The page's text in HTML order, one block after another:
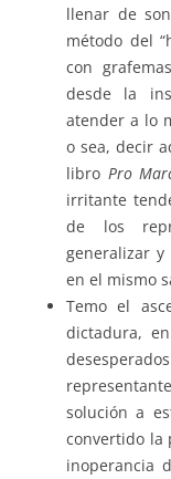
llenar de
método del
con
desde la
atender a lo
o sea, decir
libro Pro
irritante
de los
generalizar
en el mismo
Temo el
dictadura,
solución a
convertido la
inoperancia